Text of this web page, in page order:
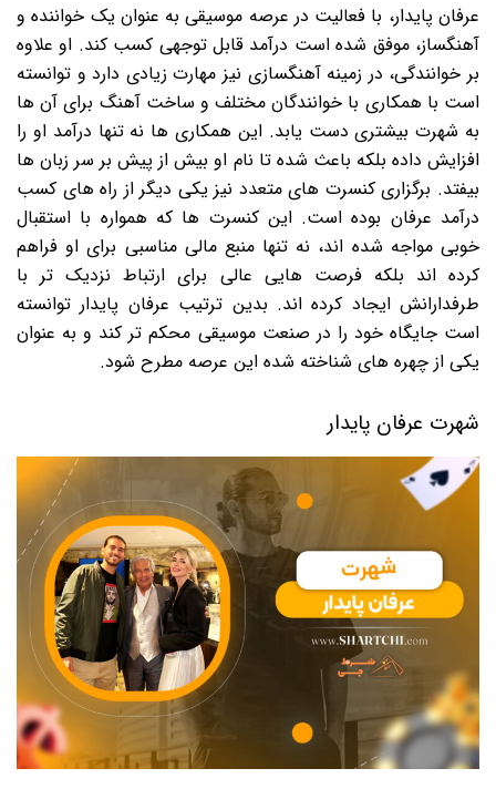
عرفان پایدار، با فعالیت در عرصه موسیقی به عنوان یک خواننده و
آهنگساز، موفق شده است درآمد قابل توجهی کسب کند. او علاوه
بر خوانندگی، در زمینه آهنگسازی نیز مهارت زیادی دارد و توانسته
است با همکاری با خوانندگان مختلف و ساخت آهنگ برای آن ها
به شهرت بیشتری دست یابد. این همکاری ها نه تنها درآمد او را
افزایش داده بلکه باعث شده تا نام او بیش از پیش بر سر زبان ها
بیفتد. برگزاری کنسرت های متعدد نیز یکی دیگر از راه های کسب
درآمد عرفان بوده است. این کنسرت ها که همواره با استقبال
خوبی مواجه شده اند، نه تنها منبع مالی مناسبی برای او فراهم
کرده اند بلکه فرصت هایی عالی برای ارتباط نزدیک تر با
طرفدارانش ایجاد کرده اند. بدین ترتیب عرفان پایدار توانسته
است جایگاه خود را در صنعت موسیقی محکم تر کند و به عنوان
یکی از چهره های شناخته شده این عرصه مطرح شود.
شهرت عرفان پایدار